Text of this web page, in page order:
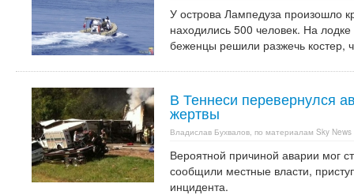
У острова Лампедуза произошло
находились 500 человек. На
беженцы решили разжечь костер,
В Теннеси перевернулся
жертвы
Владислав Бухвалов, по материалам Sky News
Вероятной причиной аварии мог
сообщили местные власти,
инцидента.